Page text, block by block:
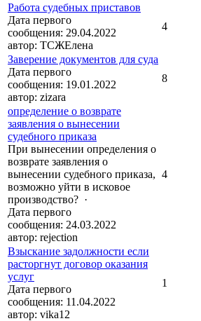
Работа судебных приставов
Дата первого
сообщения: 29.04.2022
автор: ТСЖЕлена
4
Заверение документов для суда
Дата первого
сообщения: 19.01.2022
автор: zizara
8
определение о возврате
заявления о вынесении
судебного приказа
При вынесении определения о
возврате заявления о
вынесении судебного приказа,
возможно уйти в исковое
производство? ·
Дата первого
сообщения: 24.03.2022
автор: rejection
4
Взыскание задолжности если
расторгнут договор оказания
услуг
Дата первого
сообщения: 11.04.2022
автор: vika12
1